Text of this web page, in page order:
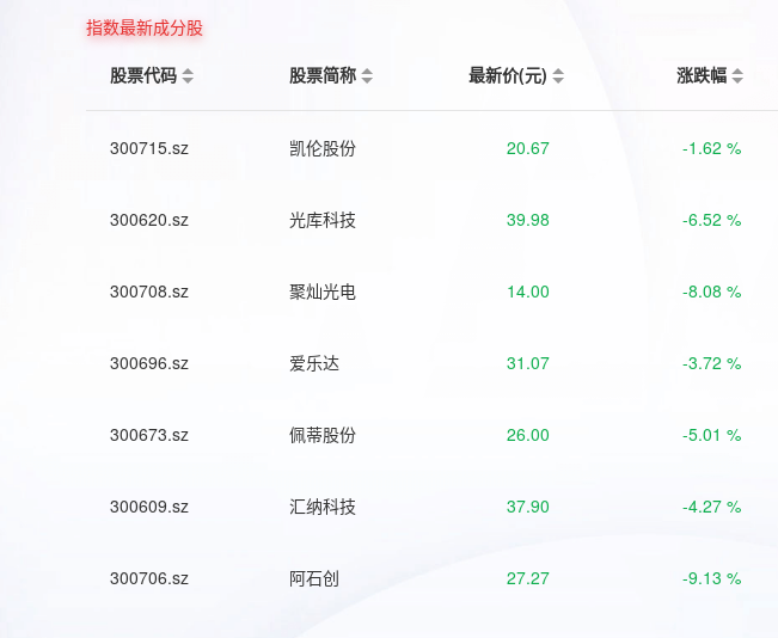
指数最新成分股
股票代码
股票简称 最新价(元) 涨跌幅
300715.sz 凯伦股份 20.67 -1.62 %
300620.sz 光库科技 39.98 -6.52 %
300708.sz 聚灿光电 14.00 -8.08 %
300696.sz 爱乐达 31.07 -3.72 %
300673.sz 佩蒂股份 26.00 -5.01 %
300609.sz 汇纳科技 37.90 -4.27 %
300706.sz 阿石创 27.27 -9.13 %